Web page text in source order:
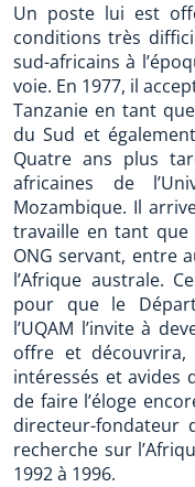
Un poste lui est
conditions très
sud-africains à
voie. En 1977, il
Tanzanie en tant
du Sud et
Quatre ans plus
africaines de
Mozambique. Il
travaille en tant
ONG servant, entre
l’Afrique australe.
pour que le
l’UQAM l’invite à
offre et
intéressés et avides
de faire l’éloge
directeur-fondateur
recherche sur
1992 à 1996.